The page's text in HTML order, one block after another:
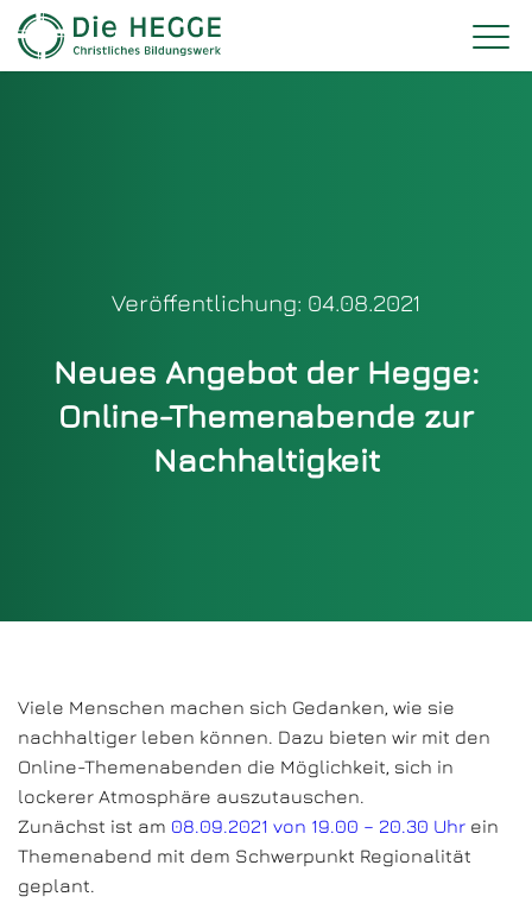
Veröffentlichung: 04.08.2021
Neues Angebot der Hegge:
Online-Themenabende zur
Nachhaltigkeit
Viele Menschen machen sich Gedanken, wie sie
nachhaltiger leben können. Dazu bieten wir mit den
Online-Themenabenden die Möglichkeit, sich in
lockerer Atmosphäre auszutauschen.
Zunächst ist am 08.09.2021 von 19.00 – 20.30 Uhr ein
Themenabend mit dem Schwerpunkt Regionalität
geplant.